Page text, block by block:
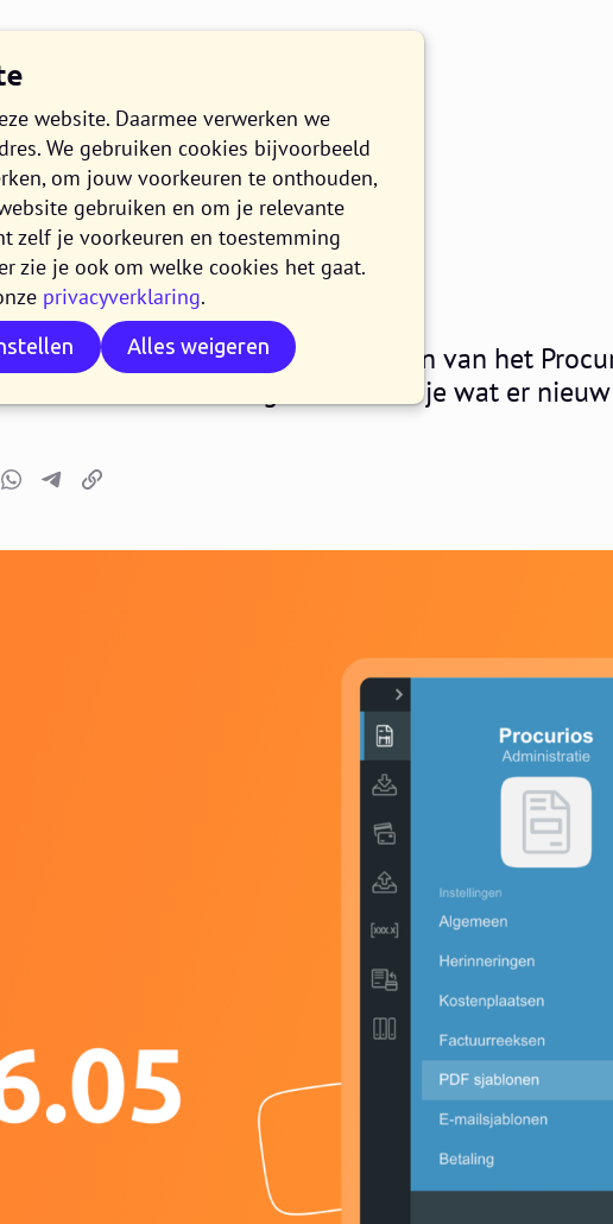
website. Daarmee verwerken we
We gebruiken cookies bijvoorbeeld
om jouw voorkeuren te onthouden,
gebruiken en om je relevante
zelf je voorkeuren en toestemming
zie je ook om welke cookies het gaat.
privacyverklaring.
Alles weigeren
2026.05
3 MINUTEN LEZEN
loop van 5 mei maken alle klanten van het
2026.05. In dit blogbericht lees je wat er
Whatsapp
TelegramKopieer link